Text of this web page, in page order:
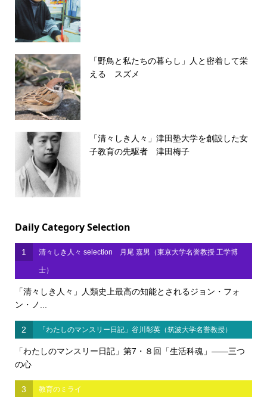
「野鳥と私たちの暮らし」人と密着して栄
える スズメ
「清々しき人々」津田塾大学を創設した女
子教育の先駆者 津田梅子
Daily Category Selection
1 清々しき人々 selection 月尾 嘉男（東京大学名誉教授 工学博
士）
「清々しき人々」人類史上最高の知能とされるジョン・フォ
ン・ノ...
2 「わたしのマンスリー日記」谷川彰英（筑波大学名誉教授）
「わたしのマンスリー日記」第7・８回「生活科魂」――三つ
の心
3 教育のミライ